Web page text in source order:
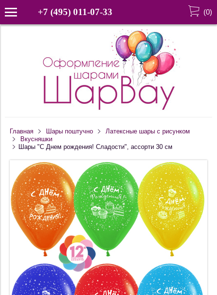
+7 (495) 011-07-33 (0)
Главная Шары поштучно
Латексные шары с рисунком
Вкусняшки
Шары "С Днем рождения! Сладости", ассорти 30 см